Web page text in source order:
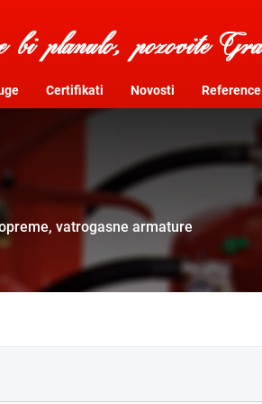
Certifikati Novosti Reference
vatrogasne armature